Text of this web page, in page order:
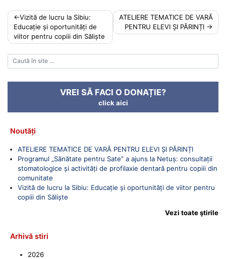
Post
navigation
Vizită de lucru la Sibiu:
Educație și oportunități de
viitor pentru copiii din Săliște
ATELIERE TEMATICE DE VARĂ
PENTRU ELEVI ȘI PĂRINȚI
VREI SĂ FACI O DONAȚIE?
click aici
Noutăți
ATELIERE TEMATICE DE VARĂ PENTRU ELEVI ȘI PĂRINȚI
Programul „Sănătate pentru Sate” a ajuns la Netuș: consultații
stomatologice și activități de profilaxie dentară pentru copiii din
comunitate
Vizită de lucru la Sibiu: Educație și oportunități de viitor pentru
copiii din Săliște
Vezi toate ştirile
Arhivă stiri
2026